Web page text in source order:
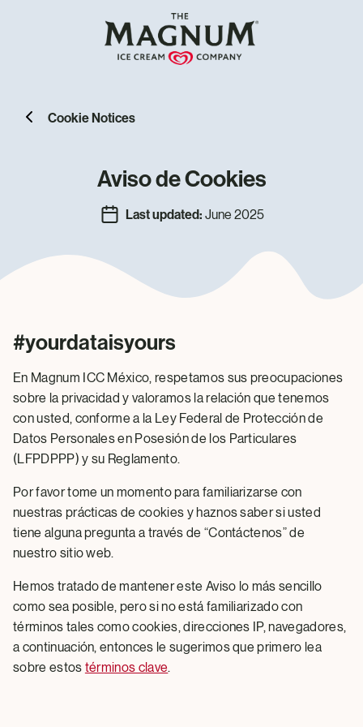
Cookie Notices
Aviso de Cookies
Last updated: June 2025
#yourdataisyours
En Magnum ICC México, respetamos sus preocupaciones
sobre la privacidad y valoramos la relación que tenemos
con usted, conforme a la Ley Federal de Protección de
Datos Personales en Posesión de los Particulares
(LFPDPPP) y su Reglamento.
Por favor tome un momento para familiarizarse con
nuestras prácticas de cookies y haznos saber si usted
tiene alguna pregunta a través de “Contáctenos” de
nuestro sitio web.
Hemos tratado de mantener este Aviso lo más sencillo
como sea posible, pero si no está familiarizado con
términos tales como cookies, direcciones IP, navegadores,
a continuación, entonces le sugerimos que primero lea
sobre estos términos clave.